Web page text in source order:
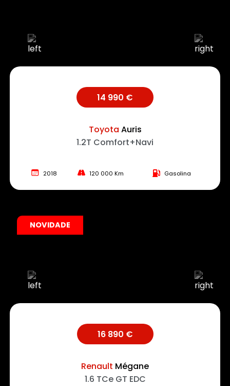
14 990 €
Toyota Auris
1.2T Comfort+Navi
2018 120 000 Km Gasolina
16 890 €
Renault Mégane
1.6 TCe GT EDC
NOVIDADE